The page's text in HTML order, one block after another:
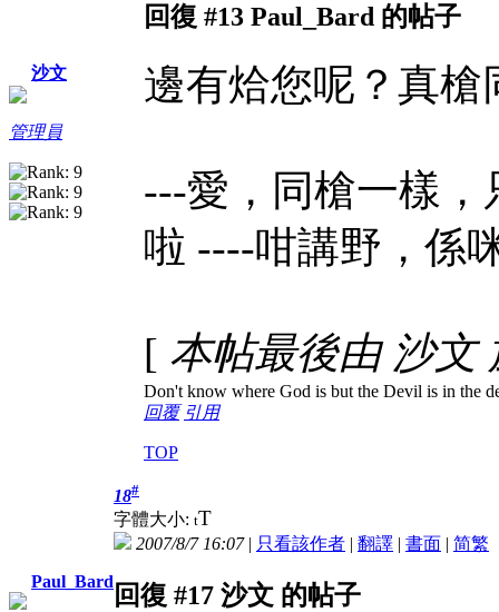
沙文
管理員
回復 #13 Paul_Bard 的帖子
邊有烚您呢？真
---愛，同槍一樣
啦 ----咁講野，係
[ 本帖最後由 沙文
Don't know where God is but the Devil is in the
回覆 引用
TOP
Paul_Bard
18#
字體大小: tT
2007/8/7 16:07| 只看該作者 | 翻譯 | 書面 | 简繁
回復 #17 沙文 的帖子